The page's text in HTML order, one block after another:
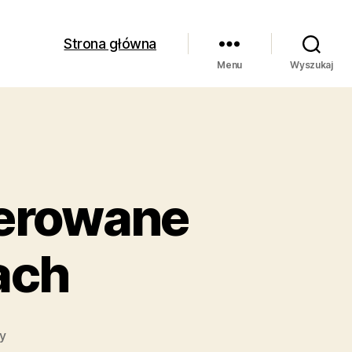
Strona główna
Menu Wyszukaj
do